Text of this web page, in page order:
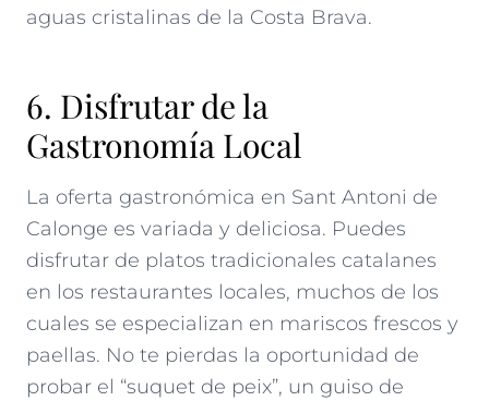
aguas cristalinas de la Costa Brava.
6. Disfrutar de la
Gastronomía Local
La oferta gastronómica en Sant Antoni de
Calonge es variada y deliciosa. Puedes
disfrutar de platos tradicionales catalanes
en los restaurantes locales, muchos de los
cuales se especializan en mariscos frescos y
paellas. No te pierdas la oportunidad de
probar el “suquet de peix”, un guiso de